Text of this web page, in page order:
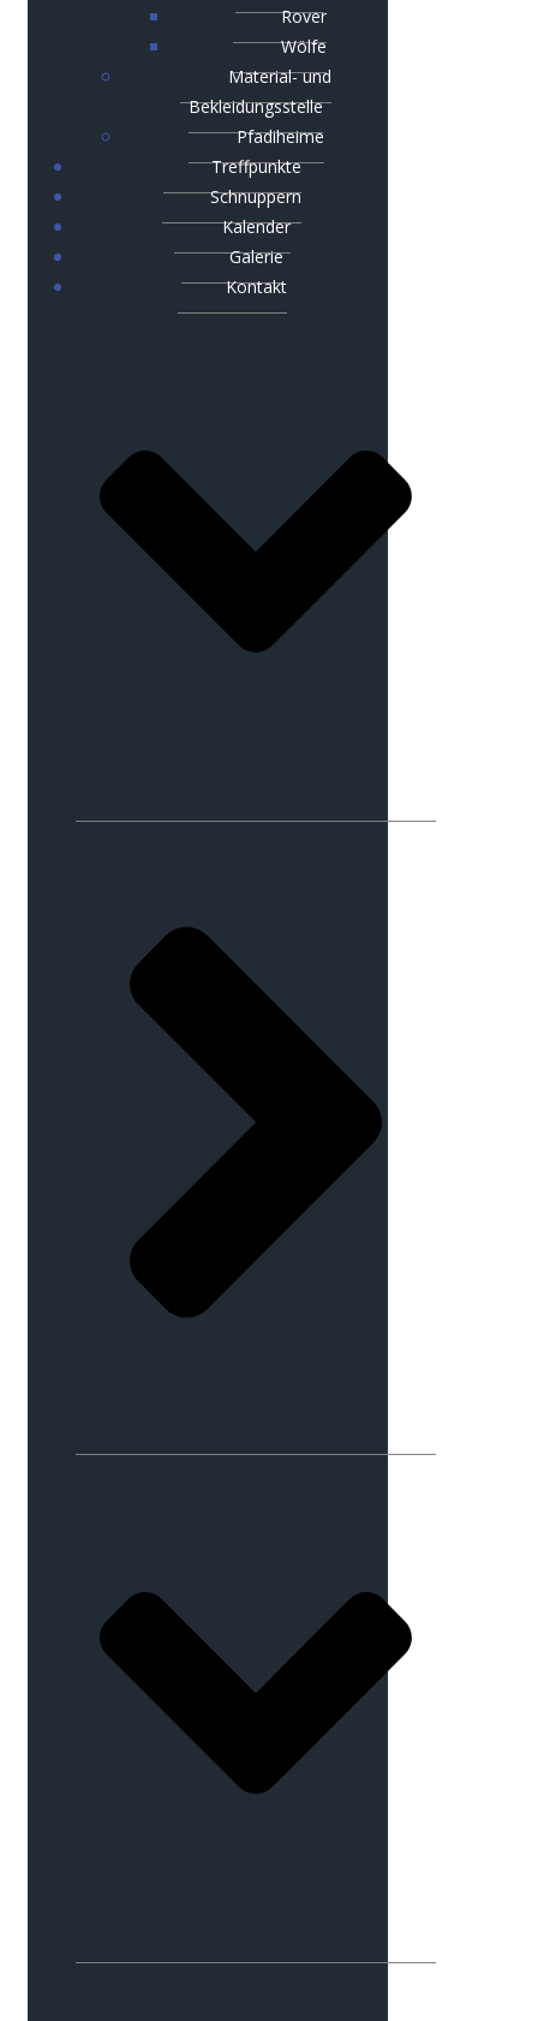
Rover
Wölfe
Material- und
Bekleidungsstelle
Pfadiheime
Treffpunkte
Schnuppern
Kalender
Galerie
Kontakt